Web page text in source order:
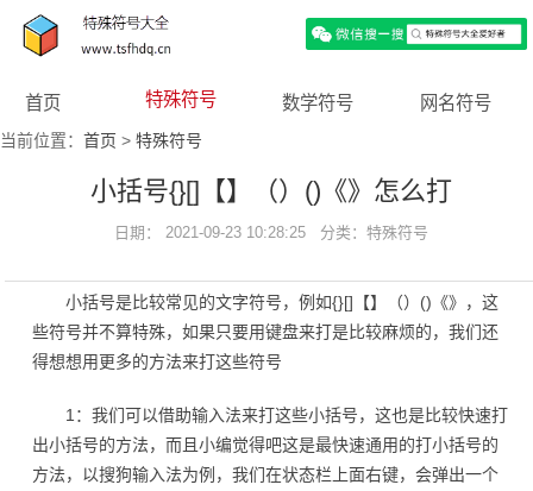
首页 特殊符号 数学符号 网名符号
当前位置： 首页 > 特殊符号
小括号{}[]【】（）()《》怎么打
日期： 2021-09-23 10:28:25 分类：特殊符号
小括号是比较常见的文字符号，例如{}[]【】（）()《》，这
些符号并不算特殊，如果只要用键盘来打是比较麻烦的，我们还
得想想用更多的方法来打这些符号
1：我们可以借助输入法来打这些小括号，这也是比较快速打
出小括号的方法，而且小编觉得吧这是最快速通用的打小括号的
方法，以搜狗输入法为例，我们在状态栏上面右键，会弹出一个